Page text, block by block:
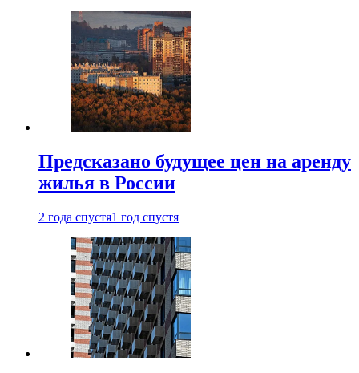
Предсказано будущее цен на аренду
жилья в России
2 года спустя1 год спустя